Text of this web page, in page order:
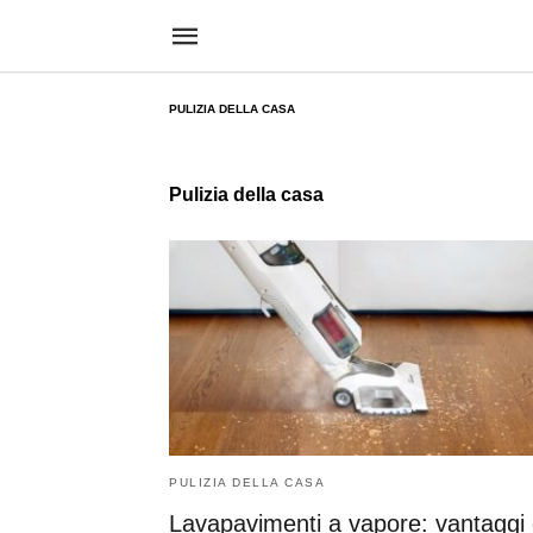
PULIZIA DELLA CASA
Pulizia della casa
PULIZIA DELLA CASA
Lavapavimenti a vapore: vantaggi